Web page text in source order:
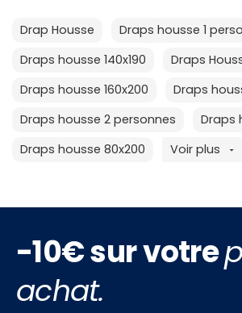
Drap Housse
Draps housse 1
Draps housse 140x190
Draps
Draps housse 160x200
Draps
Draps housse 2 personnes
Draps
Draps housse 80x200
Voir plus
-10€ sur votre
achat.